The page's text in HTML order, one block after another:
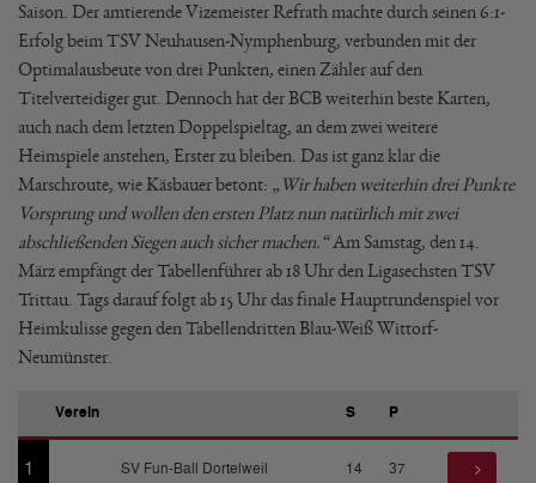
Saison. Der amtierende Vizemeister Refrath machte durch seinen 6:1-
Erfolg beim TSV Neuhausen-Nymphenburg, verbunden mit der
Optimalausbeute von drei Punkten, einen Zähler auf den
Titelverteidiger gut. Dennoch hat der BCB weiterhin beste Karten,
auch nach dem letzten Doppelspieltag, an dem zwei weitere
Heimspiele anstehen, Erster zu bleiben. Das ist ganz klar die
Marschroute, wie Käsbauer betont: „Wir haben weiterhin drei Punkte
Vorsprung und wollen den ersten Platz nun natürlich mit zwei
abschließenden Siegen auch sicher machen.“Am Samstag, den 14.
März empfängt der Tabellenführer ab 18 Uhr den Ligasechsten TSV
Trittau. Tags darauf folgt ab 15 Uhr das finale Hauptrundenspiel vor
Heimkulisse gegen den Tabellendritten Blau-Weiß Wittorf-
Neumünster.
Verein S P
1 SV Fun-Ball Dortelweil 14 37